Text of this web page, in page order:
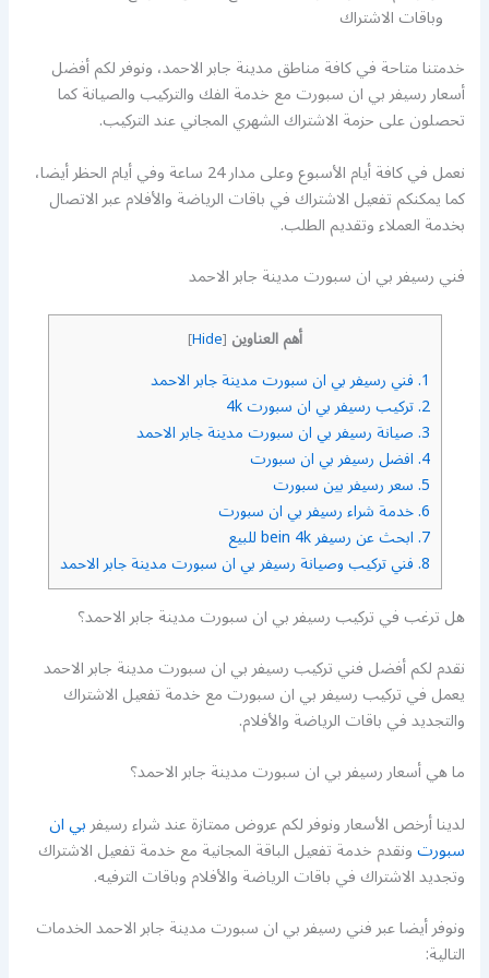
وباقات الاشتراك
خدمتنا متاحة في كافة مناطق مدينة جابر الاحمد، ونوفر لكم أفضل
أسعار رسيفر بي ان سبورت مع خدمة الفك والتركيب والصيانة كما
تحصلون على حزمة الاشتراك الشهري المجاني عند التركيب.
نعمل في كافة أيام الأسبوع وعلى مدار 24 ساعة وفي أيام الحظر أيضا،
كما يمكنكم تفعيل الاشتراك في باقات الرياضة والأفلام عبر الاتصال
بخدمة العملاء وتقديم الطلب.
فني رسيفر بي ان سبورت مدينة جابر الاحمد
أهم العناوين [
Hide
]
1. فني رسيفر بي ان سبورت مدينة جابر الاحمد
2. تركيب رسيفر بي ان سبورت 4k
3. صيانة رسيفر بي ان سبورت مدينة جابر الاحمد
4. افضل رسيفر بي ان سبورت
5. سعر رسيفر بين سبورت
6. خدمة شراء رسيفر بي ان سبورت
7. ابحث عن رسيفر bein 4k للبيع
8. فني تركيب وصيانة رسيفر بي ان سبورت مدينة جابر الاحمد
هل ترغب في تركيب رسيفر بي ان سبورت مدينة جابر الاحمد؟
نقدم لكم أفضل فني تركيب رسيفر بي ان سبورت مدينة جابر الاحمد
يعمل في تركيب رسيفر بي ان سبورت مع خدمة تفعيل الاشتراك
والتجديد في باقات الرياضة والأفلام.
ما هي أسعار رسيفر بي ان سبورت مدينة جابر الاحمد؟
لدينا أرخص الأسعار ونوفر لكم عروض ممتازة عند شراء رسيفربي ان
سبورتونقدم خدمة تفعيل الباقة المجانية مع خدمة تفعيل الاشتراك
وتجديد الاشتراك في باقات الرياضة والأفلام وباقات الترفيه.
ونوفر أيضا عبر فني رسيفر بي ان سبورت مدينة جابر الاحمد الخدمات
التالية: